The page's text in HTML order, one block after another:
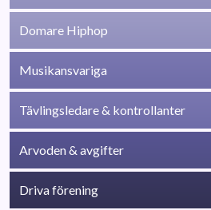
Domare Hiphop
Musikansvariga
Tävlingsledare & kontrollanter
Arvoden & avgifter
Driva förening